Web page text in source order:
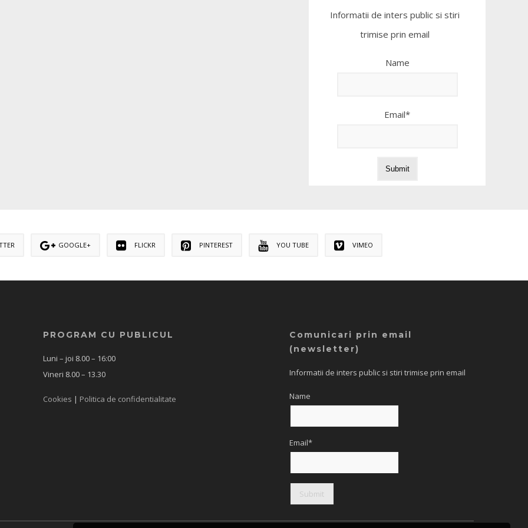
Informatii de inters public si stiri
trimise prin email
Name
Email*
GOOGLE+ FLICKR PINTEREST YOU TUBE VIMEO
PROGRAM CU PUBLICUL
Luni – joi 8.00 – 16:00
Vineri 8.00 – 13.30
Cookies | Politica de confidentialitate
Comunicari prin email
(newsletter)
Informatii de inters public si stiri trimise prin email
Name
Email*